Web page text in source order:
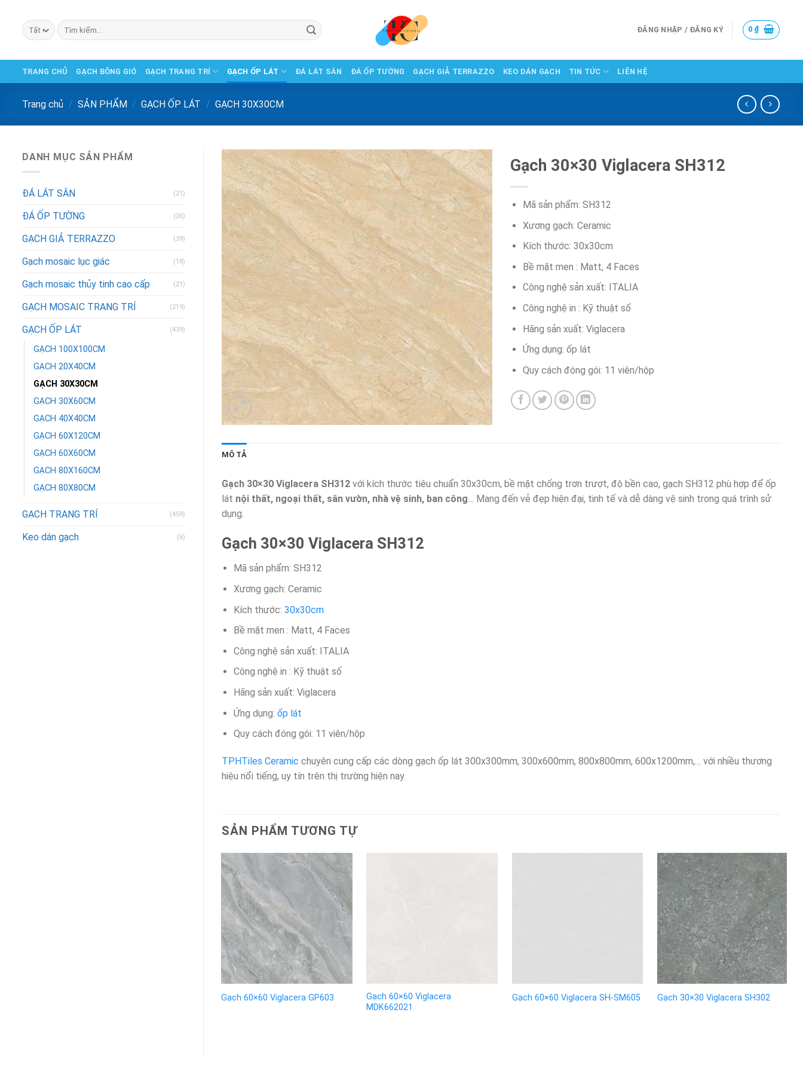
Tìm
kiếm:
ĐĂNG NHẬP / ĐĂNG KÝ 0 ₫
TRANG CHỦ GẠCH BÔNG GIÓ GẠCH TRANG TRÍ GẠCH ỐP LÁT ĐÁ LÁT SÂN ĐÁ ỐP TƯỜNG GẠCH GIẢ TERRAZZO KEO DÁN GẠCH TIN TỨC LIÊN HỆ
Trang chủ / SẢN PHẨM / GẠCH ỐP LÁT / GẠCH 30X30CM
DANH MỤC SẢN PHẨM
ĐÁ LÁT SÂN (21)
ĐÁ ỐP TƯỜNG (26)
GẠCH GIẢ TERRAZZO (39)
Gạch mosaic lục giác (18)
Gạch mosaic thủy tinh cao cấp (21)
GẠCH MOSAIC TRANG TRÍ (219)
GẠCH ỐP LÁT (439)
GẠCH 100X100CM
GẠCH 20X40CM
GẠCH 30X30CM
GẠCH 30X60CM
GẠCH 40X40CM
GẠCH 60X120CM
GẠCH 60X60CM
GẠCH 80X160CM
GẠCH 80X80CM
GẠCH TRANG TRÍ (459)
Keo dán gạch (6)
Gạch 30×30 Viglacera SH312
Mã sản phẩm: SH312
Xương gạch: Ceramic
Kích thước: 30x30cm
Bề mặt men : Matt, 4 Faces
Công nghệ sản xuất: ITALIA
Công nghệ in : Kỹ thuật số
Hãng sản xuất: Viglacera
Ứng dụng: ốp lát
Quy cách đóng gói: 11 viên/hộp
MÔ TẢ
Gạch 30×30 Viglacera SH312với kích thước tiêu chuẩn 30x30cm, bề mặt chống trơn trượt, độ bền cao, gạch SH312 phù hợp để ốp
lát nội thất, ngoại thất, sân vườn, nhà vệ sinh, ban công… Mang đến vẻ đẹp hiện đại, tinh tế và dễ dàng vệ sinh trong quá trình sử
dụng.
Gạch 30×30 Viglacera SH312
Mã sản phẩm: SH312
Xương gạch: Ceramic
Kích thước:30x30cm
Bề mặt men : Matt, 4 Faces
Công nghệ sản xuất: ITALIA
Công nghệ in : Kỹ thuật số
Hãng sản xuất: Viglacera
Ứng dụng:ốp lát
Quy cách đóng gói: 11 viên/hộp
TPHTiles Ceramic chuyên cung cấp các dòng gạch ốp lát 300x300mm, 300x600mm, 800x800mm, 600x1200mm,… với nhiều thương
hiệu nổi tiếng, uy tín trên thị trường hiện nay.
SẢN PHẨM TƯƠNG TỰ
Gạch 60×60 Viglacera GP603
Gạch 60×60 Viglacera
MDK662021
Gạch 60×60 Viglacera SH-SM605 Gạch 30×30 Viglacera SH302